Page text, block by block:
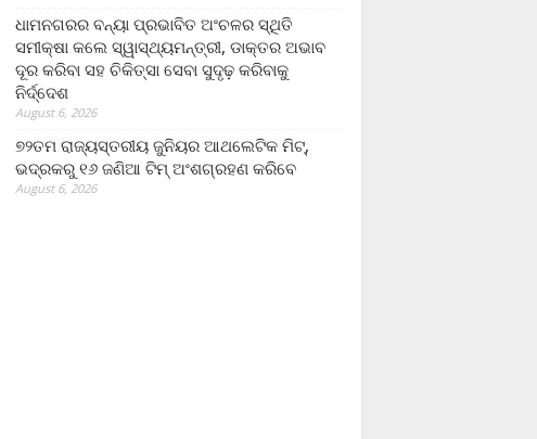
ଧାମନଗରର ବନ୍ୟା ପ୍ରଭାବିତ ଅଂଚଳର ସ୍ଥିତି
ସମୀକ୍ଷା କଲେ ସ୍ୱାସ୍ଥ୍ୟମନ୍ତ୍ରୀ, ଡାକ୍ତର ଅଭାବ
ଦୂର କରିବା ସହ ଚିକିତ୍ସା ସେବା ସୁଦୃଢ଼ କରିବାକୁ
ନିର୍ଦ୍ଦେଶ
August 6, 2026
୭୨ତମ ରାଜ୍ୟସ୍ତରୀୟ ଜୁନିୟର ଆଥଲେଟିକ ମିଟ୍‌,
ଭଦ୍ରକରୁ ୧୬ ଜଣିଆ ଟିମ୍ ଅଂଶଗ୍ରହଣ କରିବେ
August 6, 2026